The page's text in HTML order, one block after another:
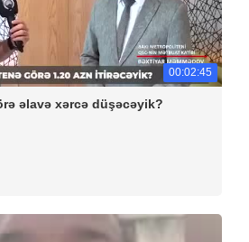
00:02:45
əlavə xərcə düşəcəyik?